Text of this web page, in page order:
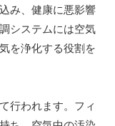
み、健康に悪影響
システムには空気
を浄化する役割を
行われます。フィ